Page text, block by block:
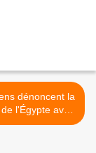
dénoncent la
l'Égypte avec
empêcher la